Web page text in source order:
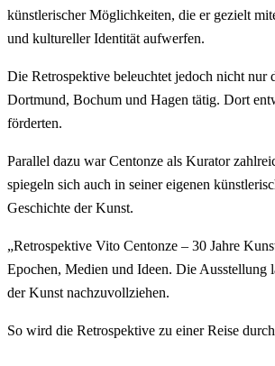
künstlerischer Möglichkeiten, die er gezielt
und kultureller Identität aufwerfen.
Die Retrospektive beleuchtet jedoch nicht
Dortmund, Bochum und Hagen tätig. Dort
förderten.
Parallel dazu war Centonze als Kurator
spiegeln sich auch in seiner eigenen
Geschichte der Kunst.
„Retrospektive Vito Centonze – 30 Jahre
Epochen, Medien und Ideen. Die Ausstellung
der Kunst nachzuvollziehen.
So wird die Retrospektive zu einer Reise